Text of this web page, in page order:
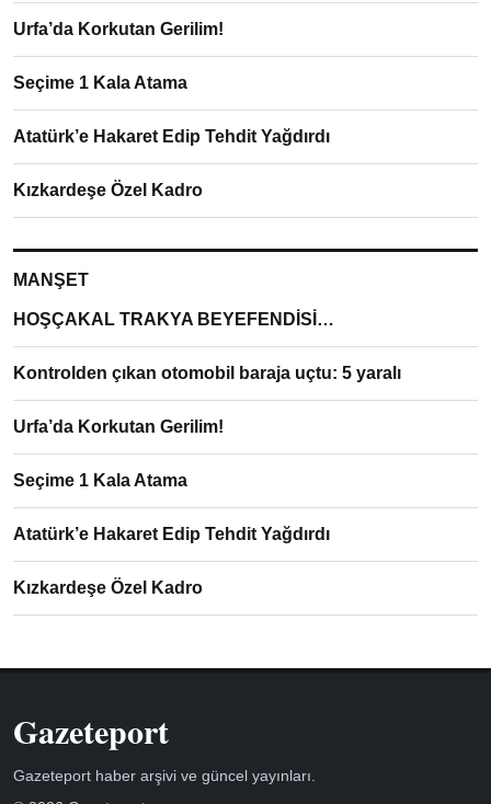
Urfa’da Korkutan Gerilim!
Seçime 1 Kala Atama
Atatürk’e Hakaret Edip Tehdit Yağdırdı
Kızkardeşe Özel Kadro
MANŞET
HOŞÇAKAL TRAKYA BEYEFENDİSİ…
Kontrolden çıkan otomobil baraja uçtu: 5 yaralı
Urfa’da Korkutan Gerilim!
Seçime 1 Kala Atama
Atatürk’e Hakaret Edip Tehdit Yağdırdı
Kızkardeşe Özel Kadro
Gazeteport
Gazeteport haber arşivi ve güncel yayınları.